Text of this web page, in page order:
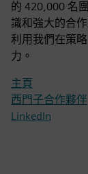
的 420,000 名
識和強大的合
利用我們在策
力。
主頁
西門子合作夥伴
LinkedIn